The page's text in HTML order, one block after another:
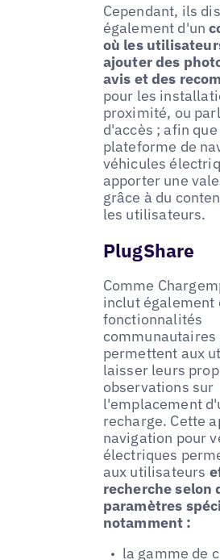
Cependant, ils
également d'un
où les
ajouter des
avis et des
pour les
proximité, ou
d'accès ; afin
plateforme de
véhicules
apporter une
grâce à du
les utilisateurs.
PlugShare
Comme
inclut également
fonctionnalités
communautaires
permettent aux
laisser leurs
observations sur
l'emplacement
recharge. Cette
navigation pour
électriques
aux utilisateurs
recherche selon
paramètres
notamment :
la gamme de